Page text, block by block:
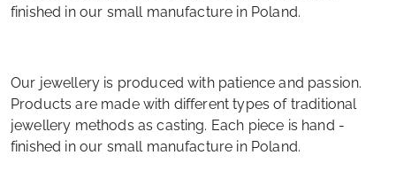
finished in our small manufacture in Poland.
Our jewellery is produced with patience and passion.
Products are made with different types of traditional
jewellery methods as casting. Each piece is hand -
finished in our small manufacture in Poland.